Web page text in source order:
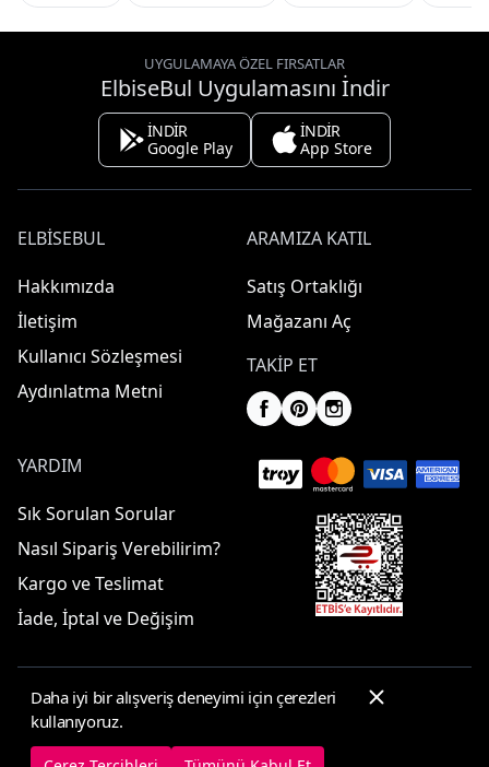
UYGULAMAYA ÖZEL FIRSATLAR
ElbiseBul Uygulamasını İndir
İNDİR
Google Play
İNDİR
App Store
ELBISEBUL
Hakkımızda
İletişim
Kullanıcı Sözleşmesi
Aydınlatma Metni
ARAMIZA KATIL
Satış Ortaklığı
Mağazanı Aç
TAKIP ET
YARDIM
Sık Sorulan Sorular
Nasıl Sipariş Verebilirim?
Kargo ve Teslimat
İade, İptal ve Değişim
© 2025 ElbiseBul -
Çerez Tercihleri Çerez Politikası
Daha iyi bir alışveriş deneyimi için çerezleri
kullanıyoruz.